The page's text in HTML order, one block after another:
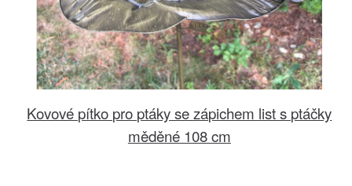
Kovové pítko pro ptáky se zápichem list s ptáčky
měděné 108 cm